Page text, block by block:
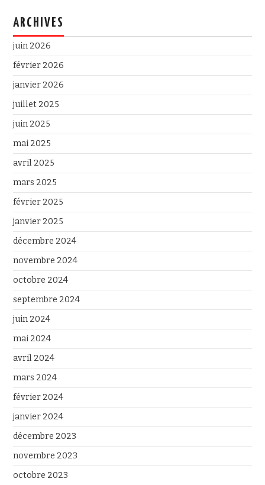
ARCHIVES
juin 2026
février 2026
janvier 2026
juillet 2025
juin 2025
mai 2025
avril 2025
mars 2025
février 2025
janvier 2025
décembre 2024
novembre 2024
octobre 2024
septembre 2024
juin 2024
mai 2024
avril 2024
mars 2024
février 2024
janvier 2024
décembre 2023
novembre 2023
octobre 2023